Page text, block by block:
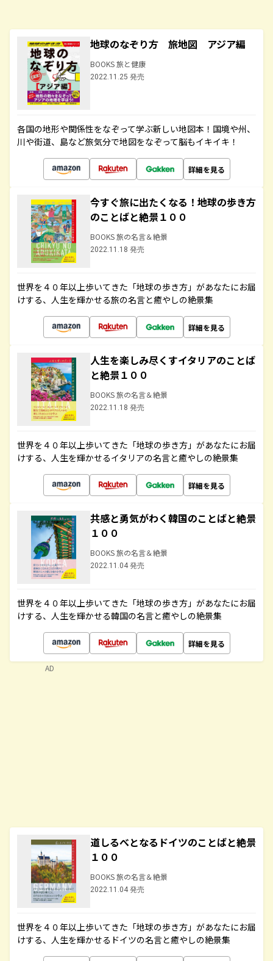
地球のなぞり方 旅地図 アジア編
BOOKS 旅と健康
2022.11.25 発売
各国の地形や関係性をなぞって学ぶ新しい地図本！国境や州、
川や街道、島など旅気分で地図をなぞって脳もイキイキ！
詳細を見る
今すぐ旅に出たくなる！地球の歩き方
のことばと絶景１００
BOOKS 旅の名言＆絶景
2022.11.18 発売
世界を４０年以上歩いてきた「地球の歩き方」があなたにお届
けする、人生を輝かせる旅の名言と癒やしの絶景集
詳細を見る
人生を楽しみ尽くすイタリアのことば
と絶景１００
BOOKS 旅の名言＆絶景
2022.11.18 発売
世界を４０年以上歩いてきた「地球の歩き方」があなたにお届
けする、人生を輝かせるイタリアの名言と癒やしの絶景集
詳細を見る
共感と勇気がわく韓国のことばと絶景
１００
BOOKS 旅の名言＆絶景
2022.11.04 発売
世界を４０年以上歩いてきた「地球の歩き方」があなたにお届
けする、人生を輝かせる韓国の名言と癒やしの絶景集
詳細を見る
道しるべとなるドイツのことばと絶景
１００
BOOKS 旅の名言＆絶景
2022.11.04 発売
世界を４０年以上歩いてきた「地球の歩き方」があなたにお届
けする、人生を輝かせるドイツの名言と癒やしの絶景集
AD